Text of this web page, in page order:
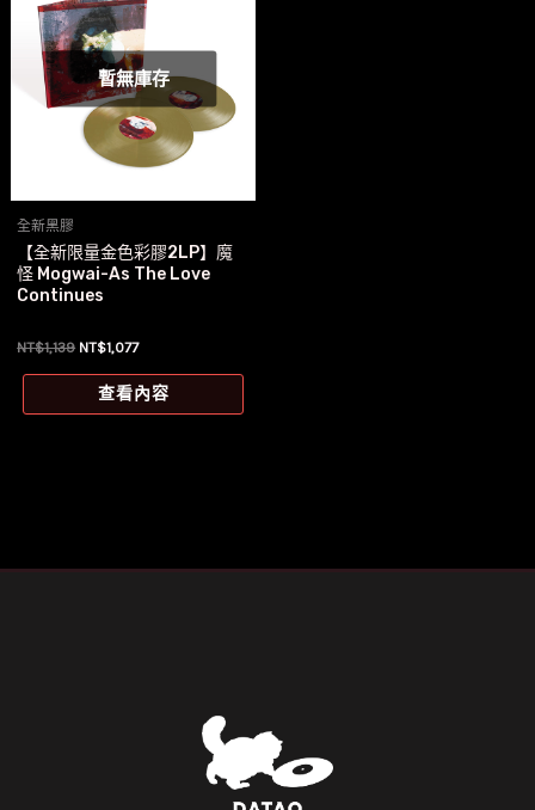
暫無庫存
全新黑膠
【全新限量金色彩膠2LP】魔
怪 Mogwai-As The Love
Continues
NT$1,139 原
格：
NT$1,077目
價
格：
查看內容